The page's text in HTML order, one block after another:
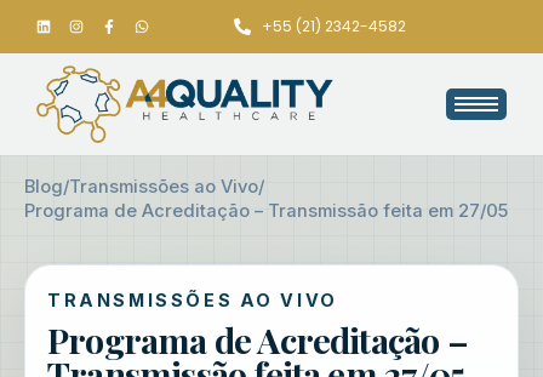
+55 (21) 2342-4582
Blog/Transmissões ao Vivo/
Programa de Acreditação – Transmissão feita em 27/05
TRANSMISSÕES AO VIVO
Programa de Acreditação –